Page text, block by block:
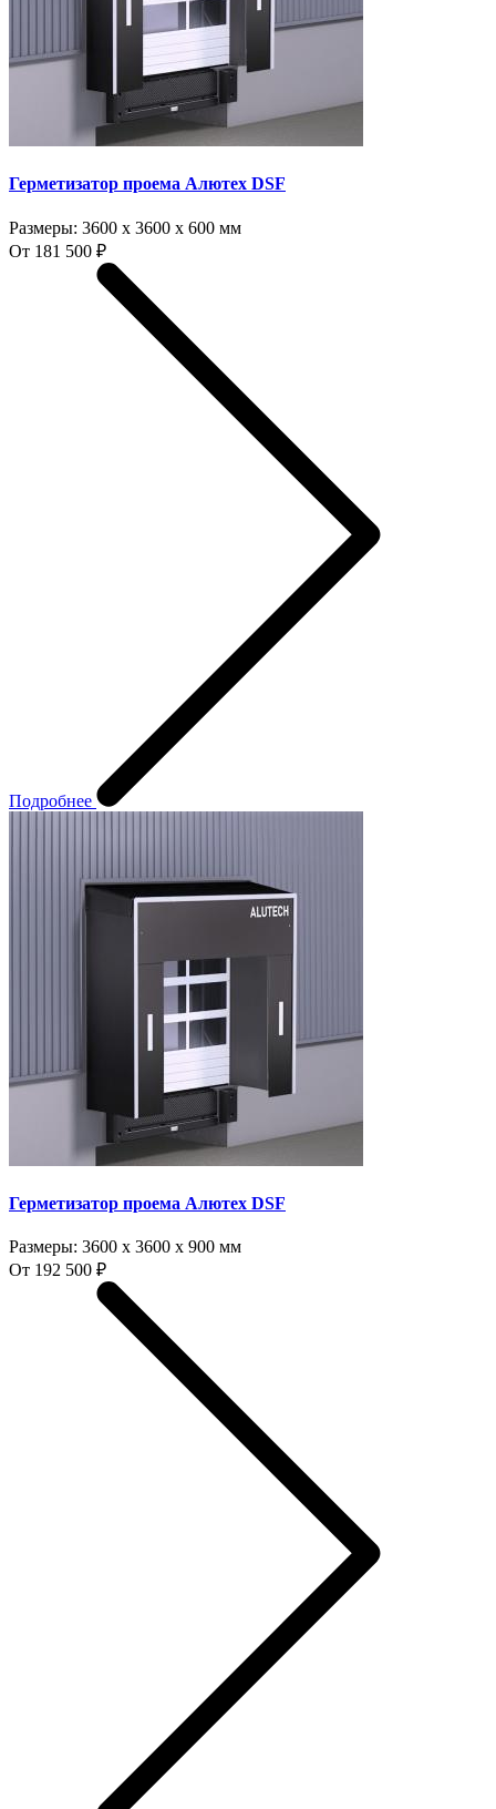
Герметизатор проема Алютех DSF
Размеры: 3600 x 3600 x 600 мм
От 181 500 ₽
Подробнее
Герметизатор проема Алютех DSF
Размеры: 3600 x 3600 x 900 мм
От 192 500 ₽